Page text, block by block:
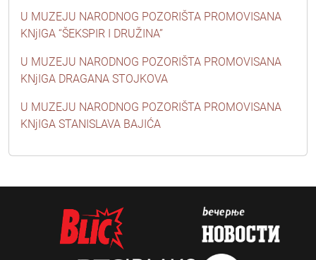
U MUZEJU NARODNOG POZORIŠTA PROMOVISANA
KNjIGA “ŠEKSPIR I DRUŽINA”
U MUZEJU NARODNOG POZORIŠTA PROMOVISANA
KNjIGA DRAGANA STOJKOVA
U MUZEJU NARODNOG POZORIŠTA PROMOVISANA
KNjIGA STANISLAVA BAJIĆA